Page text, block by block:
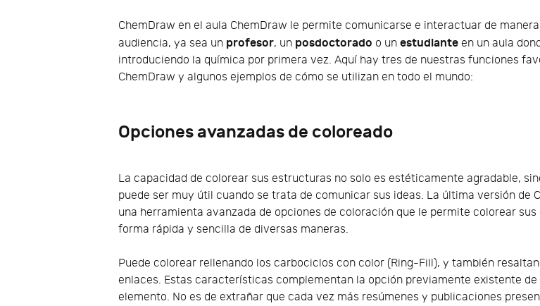
ChemDraw en el aula ChemDraw le permite comunicarse e interactuar de
audiencia, ya sea un profesor, un posdoctorado o unestudiante en un aula
introduciendo la química por primera vez. Aquí hay tres de nuestras funciones
ChemDraw y algunos ejemplos de cómo se utilizan en todo el mundo:
Opciones avanzadas de coloreado
La capacidad de colorear sus estructuras no solo es estéticamente agradable,
puede ser muy útil cuando se trata de comunicar sus ideas. La última versión de
una herramienta avanzada de opciones de coloración que le permite colorear
forma rápida y sencilla de diversas maneras.
Puede colorear rellenando los carbociclos con color (Ring-Fill), y también
enlaces. Estas características complementan la opción previamente existente de
elemento. No es de extrañar que cada vez más resúmenes y publicaciones